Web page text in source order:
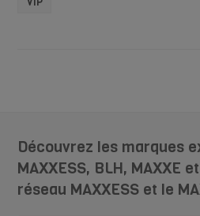
Découvrez les marques
MAXXESS, BLH, MAXXE
réseau MAXXESS et le